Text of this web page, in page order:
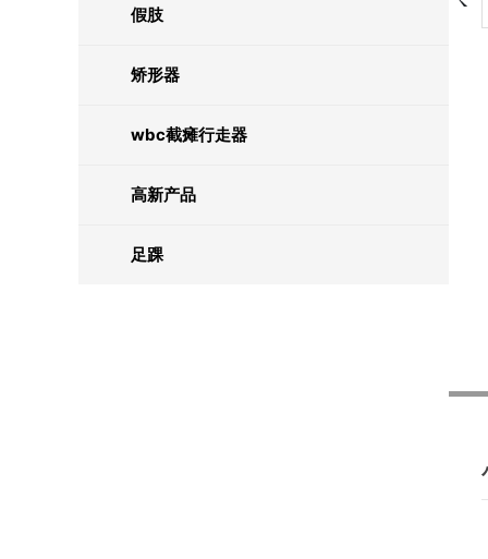
假肢
矫形器
wbc截瘫行走器
高新产品
足踝